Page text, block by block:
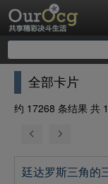
全部卡片
约 17268 条结果 共
廷达罗斯三角的